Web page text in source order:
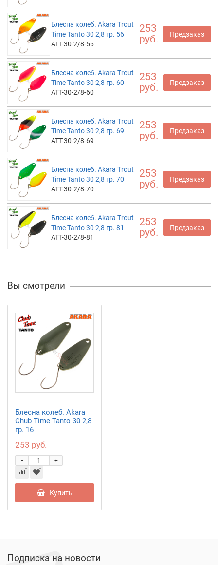
Блесна колеб. Akara Trout
Time Tanto 30 2,8 гр. 56
ATT-30-2/8-56
253
руб.
Предзаказ
Блесна колеб. Akara Trout
Time Tanto 30 2,8 гр. 60
ATT-30-2/8-60
253
руб.
Предзаказ
Блесна колеб. Akara Trout
Time Tanto 30 2,8 гр. 69
ATT-30-2/8-69
253
руб.
Предзаказ
Блесна колеб. Akara Trout
Time Tanto 30 2,8 гр. 70
ATT-30-2/8-70
253
руб.
Предзаказ
Блесна колеб. Akara Trout
Time Tanto 30 2,8 гр. 81
ATT-30-2/8-81
253
руб.
Предзаказ
Вы смотрели
Блесна колеб. Akara
Chub Time Tanto 30 2,8
гр. 16
253 руб.
+
-
Купить
Подписка на новости